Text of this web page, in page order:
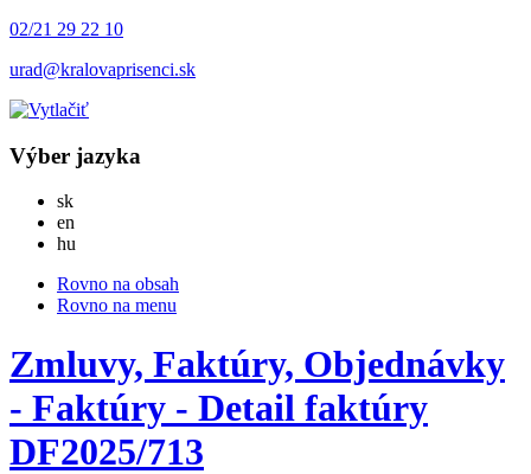
02/21 29 22 10
urad@kralovaprisenci.sk
Výber jazyka
skSlovensky
en
hu
Rovno na obsah
Rovno na menu
Zmluvy, Faktúry, Objednávky
- Faktúry - Detail faktúry
DF2025/713